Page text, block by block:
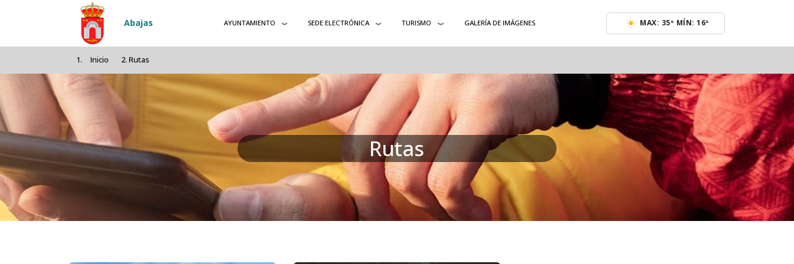
Pasar al contenido principal
Abajas AYUNTAMIENTO SEDE ELECTRÓNICA TURISMO GALERÍA DE IMÁGENES MAX: 35º MÍN: 16º
Inicio Rutas
Rutas